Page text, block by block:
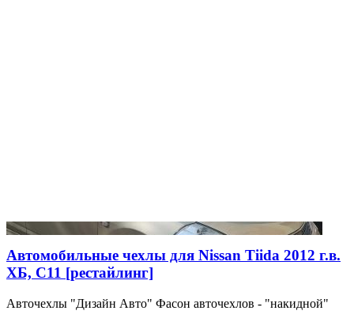
Автомобильные чехлы для Nissan Tiida 2012 г.в.
ХБ, C11 [рестайлинг]
Авточехлы "Дизайн Авто" Фасон авточехлов - "накидной"